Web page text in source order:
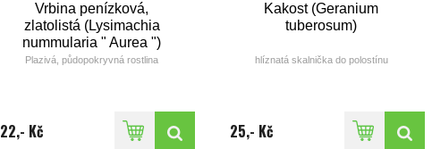
Vrbina penízková,
zlatolistá (Lysimachia
nummularia " Aurea ")
Plazivá, půdopokryvná rostlina
barva: květ sytě žlutý, list má
zlatavé zabarvení
22,- Kč
Kakost (Geranium
tuberosum)
hlíznatá skalnička do polostínu
barva: jemně fialová
25,- Kč